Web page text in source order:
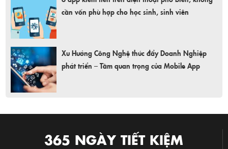
cần vốn phù hợp cho học sinh, sinh viên
Xu Hướng Công Nghệ thúc đẩy Doanh Nghiệp
phát triển – Tầm quan trọng của Mobile App
365 NGÀY TIẾT KIỆM